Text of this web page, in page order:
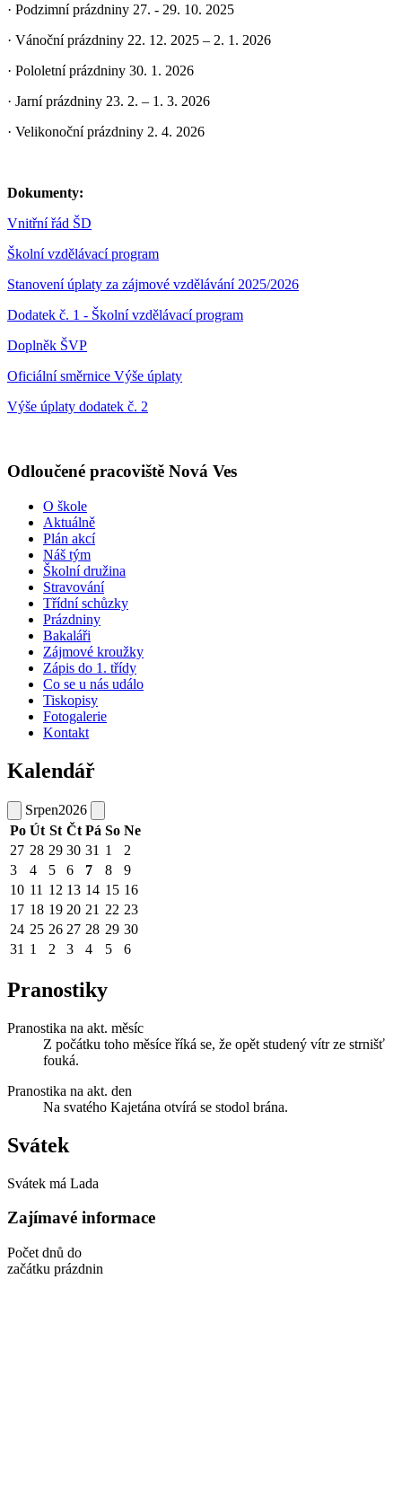
· Podzimní prázdniny 27. - 29. 10. 2025
· Vánoční prázdniny 22. 12. 2025 – 2. 1. 2026
· Pololetní prázdniny 30. 1. 2026
· Jarní prázdniny 23. 2. – 1. 3. 2026
· Velikonoční prázdniny 2. 4. 2026
Dokumenty:
Vnitřní řád ŠD
Školní vzdělávací program
Stanovení úplaty za zájmové vzdělávání 2025/2026
Dodatek č. 1 - Školní vzdělávací program
Doplněk ŠVP
Oficiální směrnice Výše úplaty
Výše úplaty dodatek č. 2
Odloučené pracoviště Nová Ves
O škole
Aktuálně
Plán akcí
Náš tým
Školní družina
Stravování
Třídní schůzky
Prázdniny
Bakaláři
Zájmové kroužky
Zápis do 1. třídy
Co se u nás událo
Tiskopisy
Fotogalerie
Kontakt
Kalendář
Srpen2026
Po Út St Čt Pá So Ne
27 28 29 30 31 1
2
3
4 5 6 7 8
9
10 11 12 13 14 15 16
17 18 19 20 21 22 23
24 25 26 27 28 29 30
31 1 2 3 4 5 6
Pranostiky
Pranostika na akt. měsíc
Z počátku toho měsíce říká se, že opět studený vítr ze strnišť
fouká.
Pranostika na akt. den
Na svatého Kajetána otvírá se stodol brána.
Svátek
Svátek má Lada
Zajímavé informace
Počet dnů do
začátku prázdnin